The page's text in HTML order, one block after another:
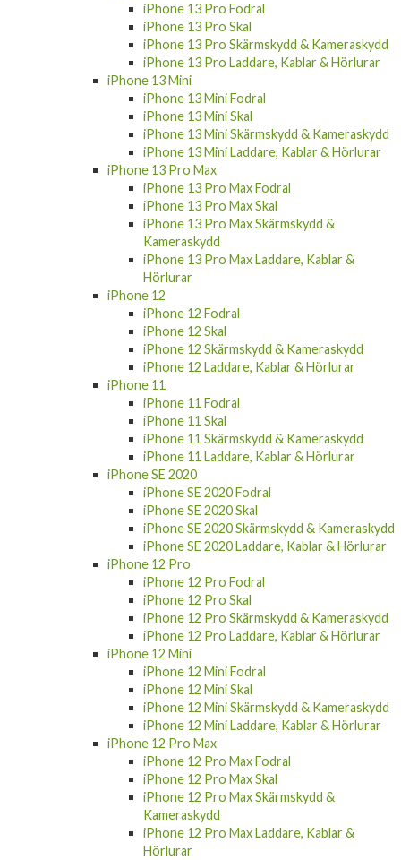
iPhone 13 Pro Fodral
iPhone 13 Pro Skal
iPhone 13 Pro Skärmskydd & Kameraskydd
iPhone 13 Pro Laddare, Kablar & Hörlurar
iPhone 13 Mini
iPhone 13 Mini Fodral
iPhone 13 Mini Skal
iPhone 13 Mini Skärmskydd & Kameraskydd
iPhone 13 Mini Laddare, Kablar & Hörlurar
iPhone 13 Pro Max
iPhone 13 Pro Max Fodral
iPhone 13 Pro Max Skal
iPhone 13 Pro Max Skärmskydd &
Kameraskydd
iPhone 13 Pro Max Laddare, Kablar &
Hörlurar
iPhone 12
iPhone 12 Fodral
iPhone 12 Skal
iPhone 12 Skärmskydd & Kameraskydd
iPhone 12 Laddare, Kablar & Hörlurar
iPhone 11
iPhone 11 Fodral
iPhone 11 Skal
iPhone 11 Skärmskydd & Kameraskydd
iPhone 11 Laddare, Kablar & Hörlurar
iPhone SE 2020
iPhone SE 2020 Fodral
iPhone SE 2020 Skal
iPhone SE 2020 Skärmskydd & Kameraskydd
iPhone SE 2020 Laddare, Kablar & Hörlurar
iPhone 12 Pro
iPhone 12 Pro Fodral
iPhone 12 Pro Skal
iPhone 12 Pro Skärmskydd & Kameraskydd
iPhone 12 Pro Laddare, Kablar & Hörlurar
iPhone 12 Mini
iPhone 12 Mini Fodral
iPhone 12 Mini Skal
iPhone 12 Mini Skärmskydd & Kameraskydd
iPhone 12 Mini Laddare, Kablar & Hörlurar
iPhone 12 Pro Max
iPhone 12 Pro Max Fodral
iPhone 12 Pro Max Skal
iPhone 12 Pro Max Skärmskydd &
Kameraskydd
iPhone 12 Pro Max Laddare, Kablar &
Hörlurar